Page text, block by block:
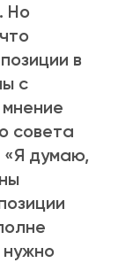
Но
в
с
совета
«Я думаю,